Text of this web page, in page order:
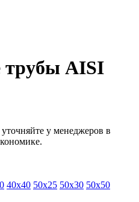
AISI
у менеджеров в
40x40 50x25 50x30 50x50